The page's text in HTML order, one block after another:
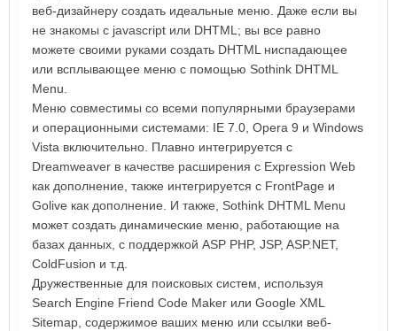
веб-дизайнеру создать идеальные меню. Даже если вы
не знакомы с jаvascript или DHTML; вы все равно
можете своими руками создать DHTML ниспадающее
или всплывающее меню с помощью Sothink DHTML
Menu.
Меню совместимы со всеми популярными браузерами
и операционными системами: IE 7.0, Opera 9 и Windows
Vista включительно. Плавно интегрируется с
Dreamweaver в качестве расширения с Expression Web
как дополнение, также интегрируется с FrontPage и
Golive как дополнение. И также, Sothink DHTML Menu
может создать динамические меню, работающие на
базах данных, с поддержкой ASP PHP, JSP, ASP.NET,
ColdFusion и т.д.
Дружественные для поисковых систем, используя
Search Engine Friend Code Maker или Google XML
Sitemap, содержимое ваших меню или ссылки веб-